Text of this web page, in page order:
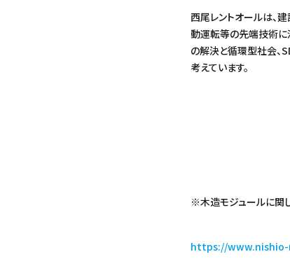
西尾レントオールは、
動運転等の先端技術に
の解決と循環型社会、
考えています。
※木造モジュールに関
https://